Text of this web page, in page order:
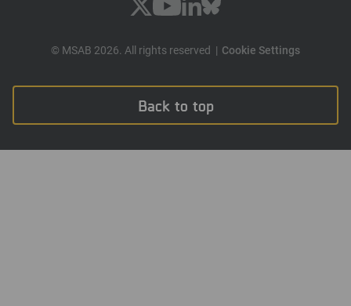
© MSAB 2026. All rights reserved Cookie Settings
Back to top